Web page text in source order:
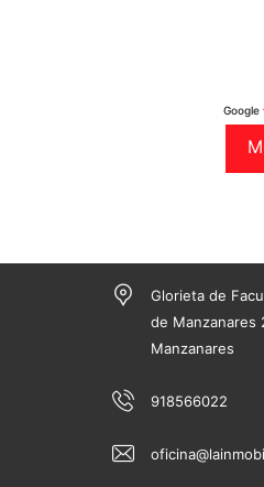
Google
Glorieta de
de Manzanares
Manzanares
918566022